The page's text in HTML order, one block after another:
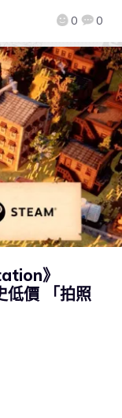
0 0
》
低價 「拍照